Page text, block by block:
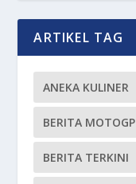
ARTIKEL TAG
ANEKA KULINER
BERITA MOTOGP
BERITA TERKINI